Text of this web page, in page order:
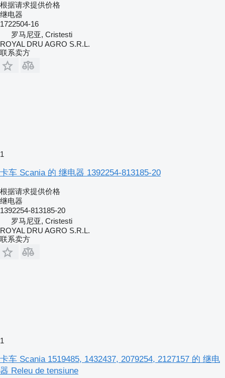
根据请求提供价格
继电器
1722504-16
罗马尼亚, Cristesti
ROYAL DRU AGRO S.R.L.
联系卖方
1
卡车 Scania 的 继电器 1392254-813185-20
根据请求提供价格
继电器
1392254-813185-20
罗马尼亚, Cristesti
ROYAL DRU AGRO S.R.L.
联系卖方
1
卡车 Scania 1519485, 1432437, 2079254, 2127157 的 继电
器 Releu de tensiune